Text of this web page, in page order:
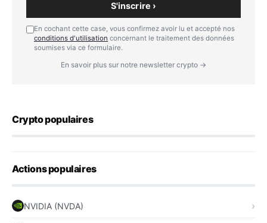
S'inscrire ›
En cochant cette case, vous confirmez avoir lu et accepté nos
conditions d'utilisation concernant le traitement des données
soumises via ce formulaire.
En savoir plus sur notre newsletter crypto →
Crypto populaires
Actions populaires
NVIDIA (NVDA)